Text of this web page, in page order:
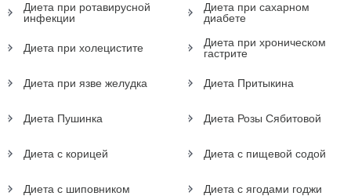
Диета при ротавирусной
инфекции
Диета при сахарном
диабете
Диета при холецистите
Диета при хроническом
гастрите
Диета при язве желудка Диета Притыкина
Диета Пушинка Диета Розы Сябитовой
Диета с корицей Диета с пищевой содой
Диета с шиповником Диета с ягодами годжи